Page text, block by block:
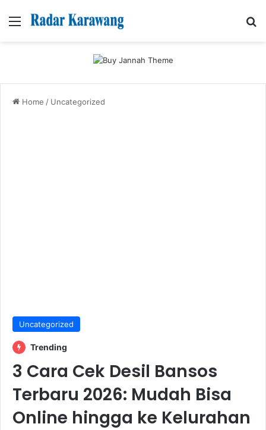
Menu
Home / Uncategorized
Uncategorized
Trending
3 Cara Cek Desil Bansos
Terbaru 2026: Mudah Bisa
Online hingga ke Kelurahan